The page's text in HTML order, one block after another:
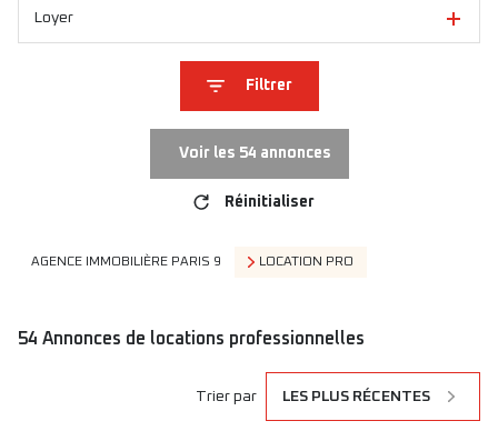
Loyer
Filtrer
Voir les 54 annonces
Réinitialiser
AGENCE IMMOBILIÈRE PARIS 9 LOCATION PRO
54 Annonces de locations professionnelles
Trier par LES PLUS RÉCENTES